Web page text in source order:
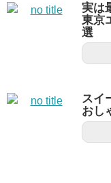
実は
東京
選
スイ
おし